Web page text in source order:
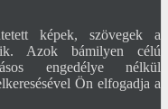
képek, szövegek a
Azok bámilyen célú
engedélye nélkül
Ön elfogadja a